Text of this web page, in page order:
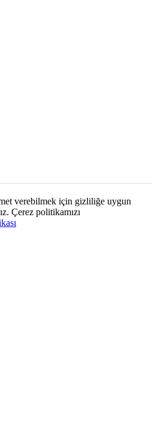
verebilmek için gizliliğe uygun
Çerez politikamızı